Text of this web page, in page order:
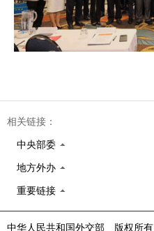
相关链接：
中央部委
地方外办
重要链接
中华人民共和国外交部 版权所有